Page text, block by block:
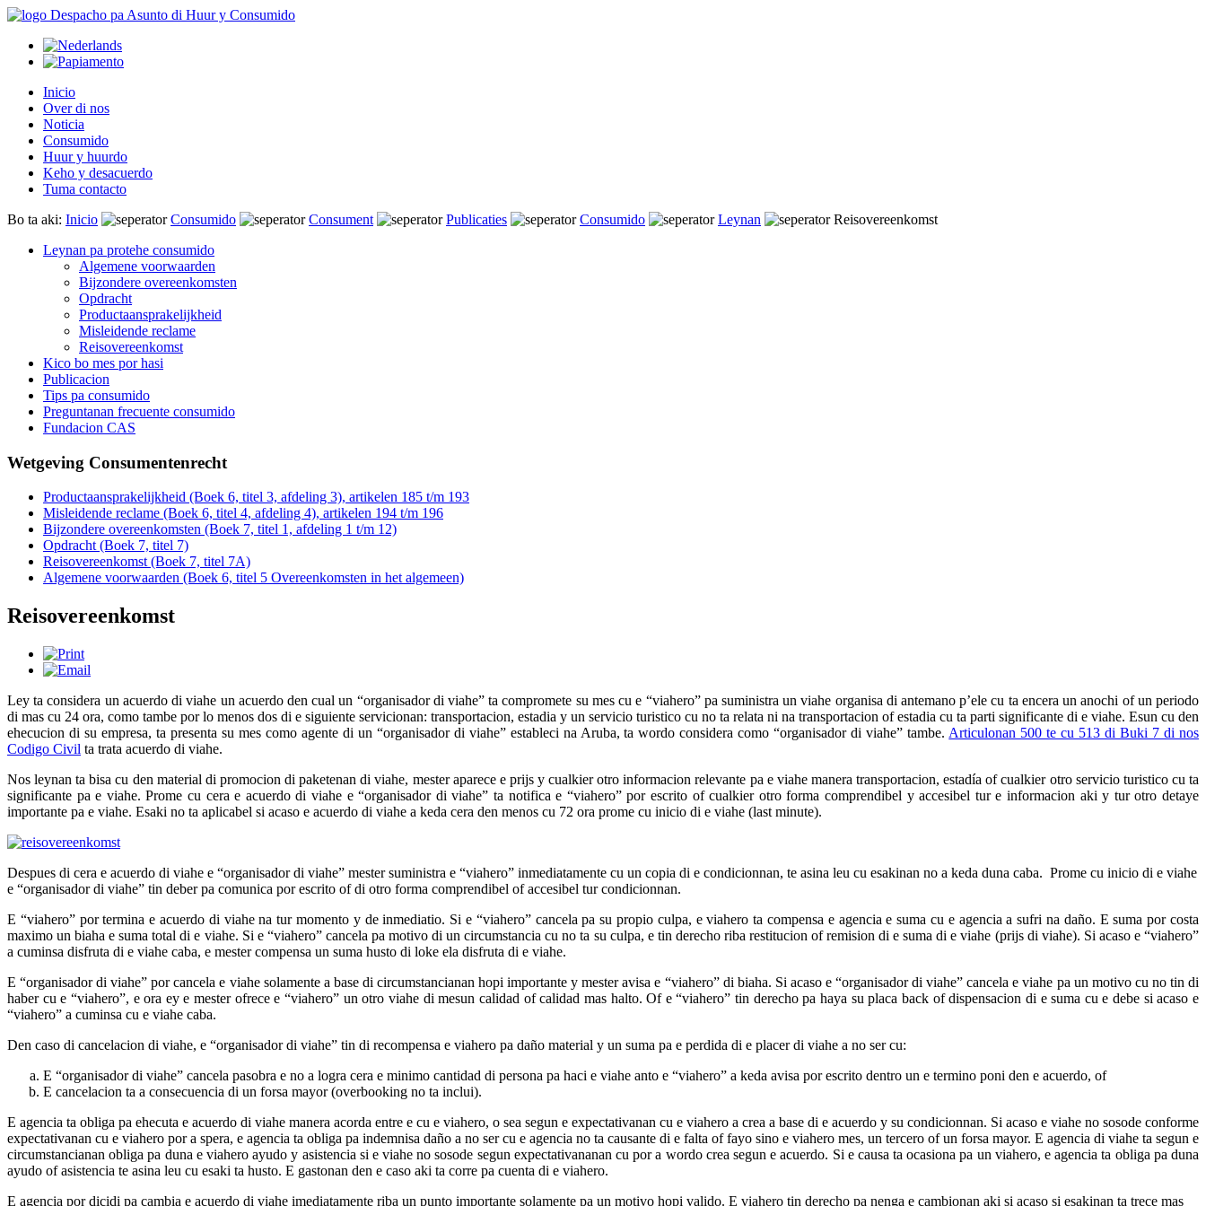
Inicio
Over di nos
Noticia
Consumido
Huur y huurdo
Keho y desacuerdo
Tuma contacto
Bo ta aki: Inicio Consumido Consument Publicaties Consumido Leynan
Reisovereenkomst
Leynan pa protehe consumido
Algemene voorwaarden
Bijzondere overeenkomsten
Opdracht
Productaansprakelijkheid
Misleidende reclame
Reisovereenkomst
Kico bo mes por hasi
Publicacion
Tips pa consumido
Preguntanan frecuente consumido
Fundacion CAS
Wetgeving Consumentenrecht
Productaansprakelijkheid (Boek 6, titel 3, afdeling 3), artikelen 185 t/m 193
Misleidende reclame (Boek 6, titel 4, afdeling 4), artikelen 194 t/m 196
Bijzondere overeenkomsten (Boek 7, titel 1, afdeling 1 t/m 12)
Opdracht (Boek 7, titel 7)
Reisovereenkomst (Boek 7, titel 7A)
Algemene voorwaarden (Boek 6, titel 5 Overeenkomsten in het algemeen)
Reisovereenkomst
Ley ta considera un acuerdo di viahe un acuerdo den cual un “organisador di viahe” ta compromete su mes cu e “viahero” pa suministra un viahe organisa di antemano p’ele cu ta encera un anochi of un periodo
di mas cu 24 ora, como tambe por lo menos dos di e siguiente servicionan: transportacion, estadia y un servicio turistico cu no ta relata ni na transportacion of estadia cu ta parti significante di e viahe. Esun cu den
ehecucion di su empresa, ta presenta su mes como agente di un “organisador di viahe” estableci na Aruba, ta wordo considera como “organisador di viahe” tambe. Articulonan 500 te cu 513 di Buki 7 di nos
Codigo Civil ta trata acuerdo di viahe.
Nos leynan ta bisa cu den material di promocion di paketenan di viahe, mester aparece e prijs y cualkier otro informacion relevante pa e viahe manera transportacion, estadía of cualkier otro servicio turistico cu ta
significante pa e viahe. Prome cu cera e acuerdo di viahe e “organisador di viahe” ta notifica e “viahero” por escrito of cualkier otro forma comprendibel y accesibel tur e informacion aki y tur otro detaye
importante pa e viahe. Esaki no ta aplicabel si acaso e acuerdo di viahe a keda cera den menos cu 72 ora prome cu inicio di e viahe (last minute).
Despues di cera e acuerdo di viahe e “organisador di viahe” mester suministra e “viahero” inmediatamente cu un copia di e condicionnan, te asina leu cu esakinan no a keda duna caba. Prome cu inicio di e viahe
e “organisador di viahe” tin deber pa comunica por escrito of di otro forma comprendibel of accesibel tur condicionnan.
E “viahero” por termina e acuerdo di viahe na tur momento y de inmediatio. Si e “viahero” cancela pa su propio culpa, e viahero ta compensa e agencia e suma cu e agencia a sufri na daño. E suma por costa
maximo un biaha e suma total di e viahe. Si e “viahero” cancela pa motivo di un circumstancia cu no ta su culpa, e tin derecho riba restitucion of remision di e suma di e viahe (prijs di viahe). Si acaso e “viahero”
a cuminsa disfruta di e viahe caba, e mester compensa un suma husto di loke ela disfruta di e viahe.
E “organisador di viahe” por cancela e viahe solamente a base di circumstancianan hopi importante y mester avisa e “viahero” di biaha. Si acaso e “organisador di viahe” cancela e viahe pa un motivo cu no tin di
haber cu e “viahero”, e ora ey e mester ofrece e “viahero” un otro viahe di mesun calidad of calidad mas halto. Of e “viahero” tin derecho pa haya su placa back of dispensacion di e suma cu e debe si acaso e
“viahero” a cuminsa cu e viahe caba.
Den caso di cancelacion di viahe, e “organisador di viahe” tin di recompensa e viahero pa daño material y un suma pa e perdida di e placer di viahe a no ser cu:
E “organisador di viahe” cancela pasobra e no a logra cera e minimo cantidad di persona pa haci e viahe anto e “viahero” a keda avisa por escrito dentro un e termino poni den e acuerdo, of
E cancelacion ta a consecuencia di un forsa mayor (overbooking no ta inclui).
E agencia ta obliga pa ehecuta e acuerdo di viahe manera acorda entre e cu e viahero, o sea segun e expectativanan cu e viahero a crea a base di e acuerdo y su condicionnan. Si acaso e viahe no sosode conforme
expectativanan cu e viahero por a spera, e agencia ta obliga pa indemnisa daño a no ser cu e agencia no ta causante di e falta of fayo sino e viahero mes, un tercero of un forsa mayor. E agencia di viahe ta segun e
circumstancianan obliga pa duna e viahero ayudo y asistencia si e viahe no sosode segun expectativananan cu por a wordo crea segun e acuerdo. Si e causa ta ocasiona pa un viahero, e agencia ta obliga pa duna
ayudo of asistencia te asina leu cu esaki ta husto. E gastonan den e caso aki ta corre pa cuenta di e viahero.
E agencia por dicidi pa cambia e acuerdo di viahe imediatamente riba un punto importante solamente pa un motivo hopi valido. E viahero tin derecho pa nenga e cambionan aki si acaso si esakinan ta trece mas